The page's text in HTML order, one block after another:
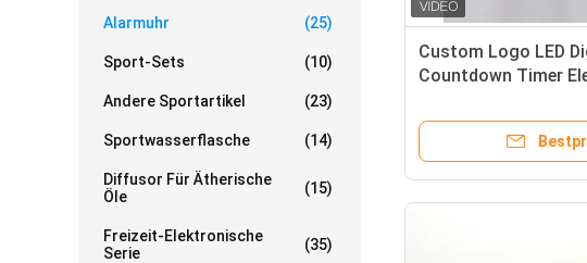
Alarmuhr (25)
Sport-Sets (10)
Andere Sportartikel (23)
Sportwasserflasche (14)
Diffusor Für Ätherische
Öle
(15)
Freizeit-Elektronische
Serie
(35)
Custom Logo LED
Countdown Timer